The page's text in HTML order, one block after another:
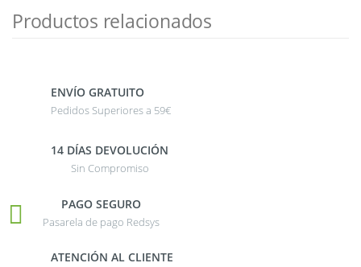
Productos relacionados
ENVÍO GRATUITO
Pedidos Superiores a 59€
14 DÍAS DEVOLUCIÓN
Sin Compromiso
PAGO SEGURO
Pasarela de pago Redsys
ATENCIÓN AL CLIENTE